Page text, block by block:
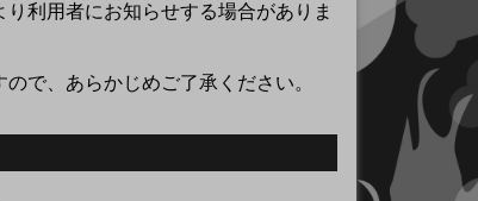
利用者にお知らせする場合がありま
で、あらかじめご了承ください。